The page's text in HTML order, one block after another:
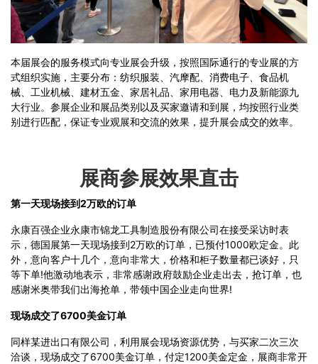
本届展会的服务模式向专业展会升级，按照国际通行的专业展的方
式组织实施，主要分布：纺织服装、汽摩配、消费电子、食品机
械、工业机械、建材五金、家居礼品、家用电器、电力及新能源九
大行业。参展企业和展品类别以及买家邀请和到展，均按照行业类
别进行匹配，保证专业观展和交流的效果，提升展会成交的效率。
展商参展效果直击
第一天现场接到2万欧的订单
永康百强企业永康市锦龙工具制造股份有限公司在接受采访时表
示，德国展第一天现场接到2万欧的订单，已预付1000欧定金。此
外，意向客户十几个，意向非常大，价格和柜子数量都已谈好，只
等下单!他激动地表示，非常感谢政府鼓励企业走出去，抢订单，也
感谢米奥带我们出海抢单，带领中国企业走向世界!
现场成交了6700美金订单
同样某进出口有限公司，利用展会现场资源优势，与买家二次三次
洽谈，现场成交了6700美金订单，付定1200美金定金，展商非常开